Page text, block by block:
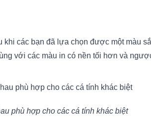
các bạn đã lựa chọn được một màu
với các màu in có nền tối hơn và
phù hợp cho các cá tính khác biệt